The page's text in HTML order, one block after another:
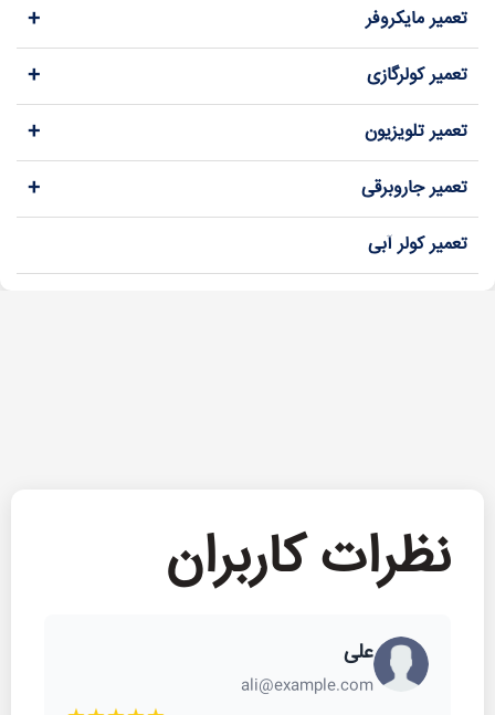
تعمیر مایکروفر +
تعمیر کولرگازی +
تعمیر تلویزیون +
تعمیر جاروبرقی +
تعمیر کولر آبی
نظرات کاربران
علی
ali@example.com